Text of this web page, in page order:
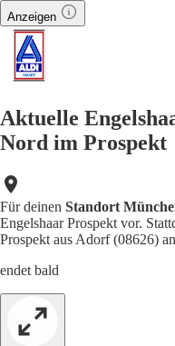
Anzeigen
Aktuelle
Nord im Prospekt
Für deinen Standort
Engelshaar Prospekt vor.
Prospekt aus Adorf (08626)
endet bald